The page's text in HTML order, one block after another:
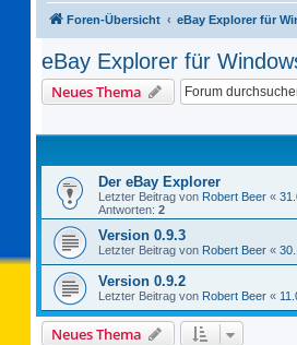
Foren-Übersicht eBay Explorer für
eBay Explorer für
Neues Thema
Der eBay Explorer
Letzter Beitrag von Robert Beer «
Antworten: 2
Version 0.9.3
Letzter Beitrag von Robert Beer «
Version 0.9.2
Letzter Beitrag von Robert Beer «
Neues Thema